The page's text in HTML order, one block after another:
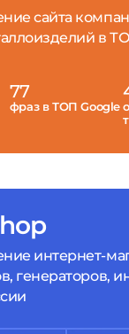
интернет-
генераторов,
сайта
в
77
фраз в ТОП Google